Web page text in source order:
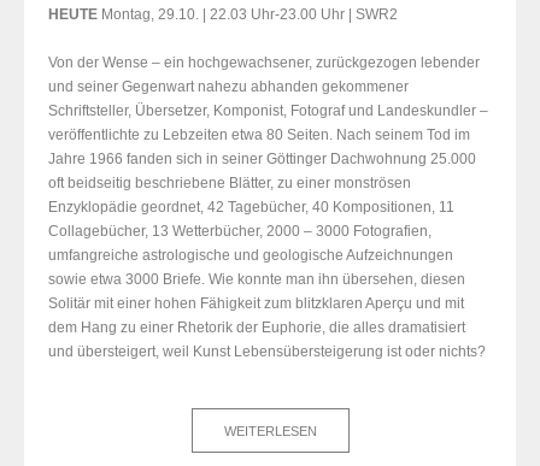
HEUTE Montag, 29.10. | 22.03 Uhr-23.00 Uhr | SWR2
Von der Wense – ein hochgewachsener, zurückgezogen lebender
und seiner Gegenwart nahezu abhanden gekommener
Schriftsteller, Übersetzer, Komponist, Fotograf und Landeskundler –
veröffentlichte zu Lebzeiten etwa 80 Seiten. Nach seinem Tod im
Jahre 1966 fanden sich in seiner Göttinger Dachwohnung 25.000
oft beidseitig beschriebene Blätter, zu einer monströsen
Enzyklopädie geordnet, 42 Tagebücher, 40 Kompositionen, 11
Collagebücher, 13 Wetterbücher, 2000 – 3000 Fotografien,
umfangreiche astrologische und geologische Aufzeichnungen
sowie etwa 3000 Briefe. Wie konnte man ihn übersehen, diesen
Solitär mit einer hohen Fähigkeit zum blitzklaren Aperçu und mit
dem Hang zu einer Rhetorik der Euphorie, die alles dramatisiert
und übersteigert, weil Kunst Lebensübersteigerung ist oder nichts?
WEITERLESEN